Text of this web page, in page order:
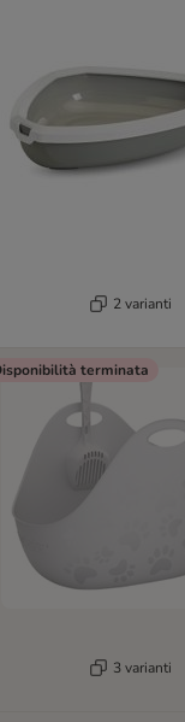
2 varianti
terminata
3 varianti